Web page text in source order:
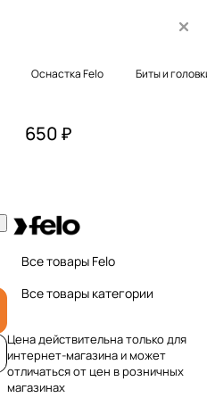
Оснастка Felo Биты и
650 ₽
Все товары Felo
Все товары категории
Цена действительна только для
интернет-магазина и может
отличаться от цен в розничных
магазинах